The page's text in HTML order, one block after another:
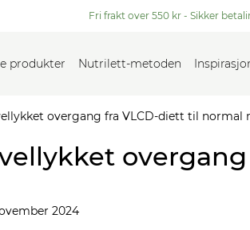
Fri frakt over 550 kr - Sikker
produkter Nutrilett-metoden
overgang fra VLCD-diett til normal
2024